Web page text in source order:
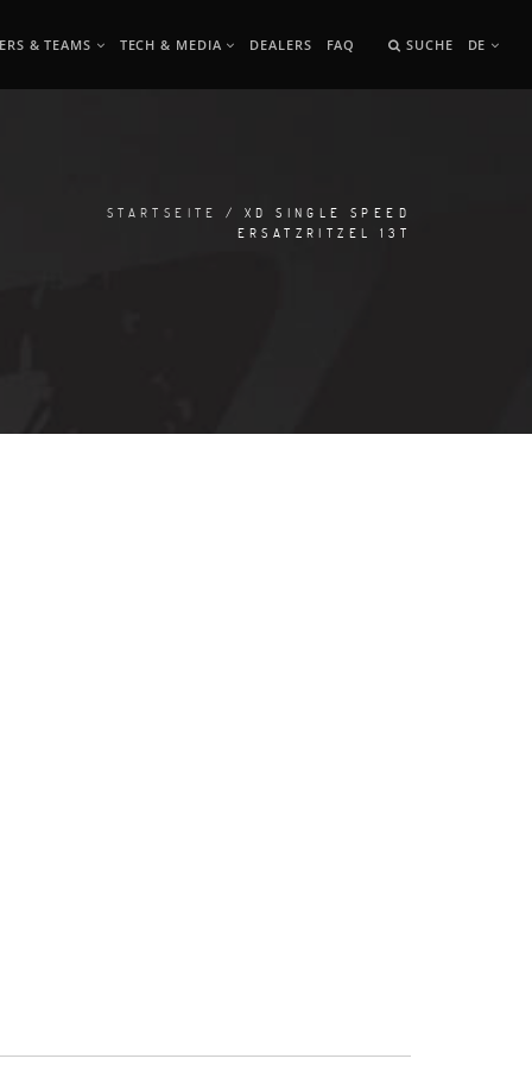
& TEAMS TECH & MEDIA DEALERS FAQ SUCHE DE
STARTSEITE
/ XD SINGLE SPEED
ERSATZRITZEL 13T